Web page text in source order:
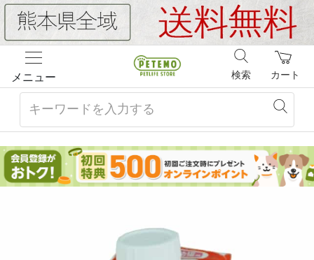
メニュー カート
検索